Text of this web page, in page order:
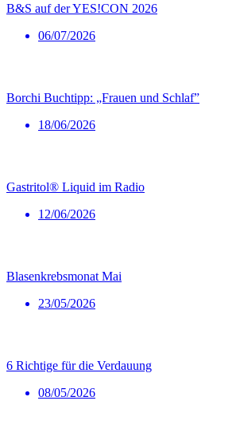
B&S auf der YES!CON 2026
06/07/2026
Borchi Buchtipp: „Frauen und Schlaf”
18/06/2026
Gastritol® Liquid im Radio
12/06/2026
Blasenkrebsmonat Mai
23/05/2026
6 Richtige für die Verdauung
08/05/2026